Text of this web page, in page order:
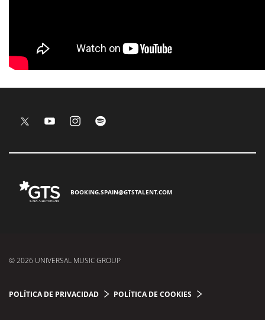
BOOKING.SPAIN@GTSTALENT.COM
© 2026 UNIVERSAL MUSIC GROUP
POLÍTICA DE PRIVACIDAD POLÍTICA DE COOKIES